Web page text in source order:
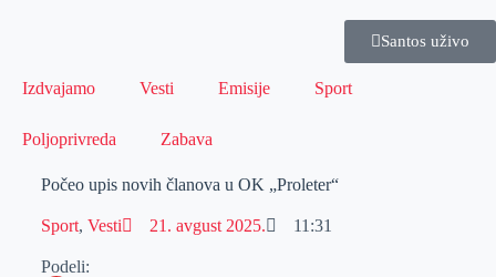
Santos uživo
Izdvajamo Vesti Emisije Sport
Poljoprivreda Zabava
Počeo upis novih članova u OK „Proleter“
Sport, Vesti 21. avgust 2025. 11:31
Podeli: